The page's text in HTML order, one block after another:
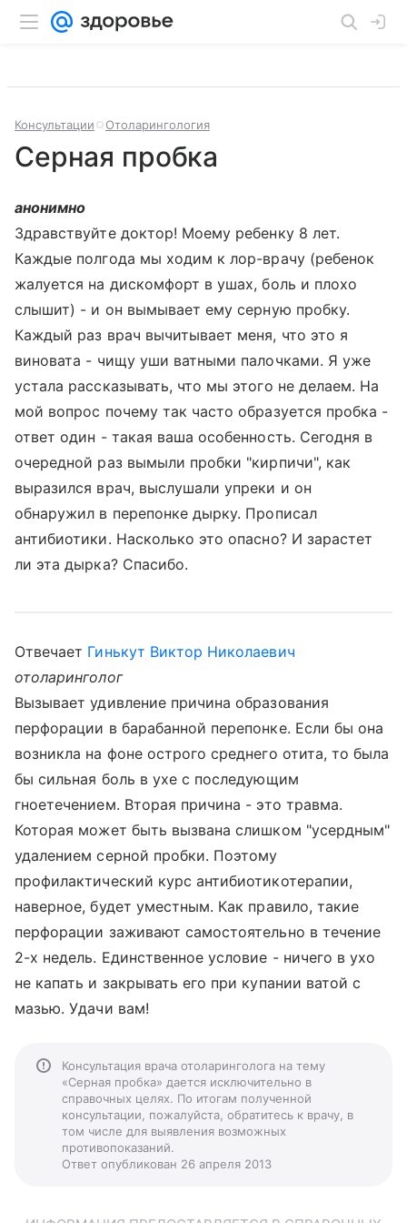
Консультации Отоларингология
Серная пробка
анонимно
Здравствуйте доктор! Моему ребенку 8 лет.
Каждые полгода мы ходим к лор-врачу (ребенок
жалуется на дискомфорт в ушах, боль и плохо
слышит) - и он вымывает ему серную пробку.
Каждый раз врач вычитывает меня, что это я
виновата - чищу уши ватными палочками. Я уже
устала рассказывать, что мы этого не делаем. На
мой вопрос почему так часто образуется пробка -
ответ один - такая ваша особенность. Сегодня в
очередной раз вымыли пробки "кирпичи", как
выразился врач, выслушали упреки и он
обнаружил в перепонке дырку. Прописал
антибиотики. Насколько это опасно? И зарастет
ли эта дырка? Спасибо.
Отвечает Гинькут Виктор Николаевич
отоларинголог
Вызывает удивление причина образования
перфорации в барабанной перепонке. Если бы она
возникла на фоне острого среднего отита, то была
бы сильная боль в ухе с последующим
гноетечением. Вторая причина - это травма.
Которая может быть вызвана слишком "усердным"
удалением серной пробки. Поэтому
профилактический курс антибиотикотерапии,
наверное, будет уместным. Как правило, такие
перфорации заживают самостоятельно в течение
2-х недель. Единственное условие - ничего в ухо
не капать и закрывать его при купании ватой с
мазью. Удачи вам!
Консультация врача отоларинголога на тему
«Серная пробка» дается исключительно в
справочных целях. По итогам полученной
консультации, пожалуйста, обратитесь к врачу, в
том числе для выявления возможных
противопоказаний.
Ответ опубликован 26 апреля 2013